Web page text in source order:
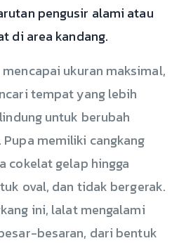
pengusir alami atau
di area kandang.
mencapai ukuran maksimal,
tempat yang lebih
untuk berubah
memiliki cangkang
cokelat gelap hingga
oval, dan tidak bergerak.
ini, lalat mengalami
besaran, dari bentuk